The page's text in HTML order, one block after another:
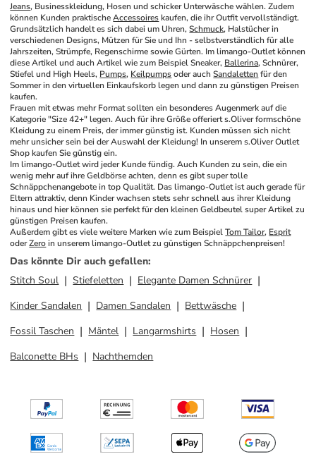
Jeans, Businesskleidung, Hosen und schicker Unterwäsche wählen. Zudem
können Kunden praktische Accessoires kaufen, die ihr Outfit vervollständigt.
Grundsätzlich handelt es sich dabei um Uhren, Schmuck, Halstücher in
verschiedenen Designs, Mützen für Sie und Ihn - selbstverständlich für alle
Jahrszeiten, Strümpfe, Regenschirme sowie Gürten. Im limango-Outlet können
diese Artikel und auch Artikel wie zum Beispiel Sneaker, Ballerina, Schnürer,
Stiefel und High Heels, Pumps, Keilpumps oder auch Sandaletten für den
Sommer in den virtuellen Einkaufskorb legen und dann zu günstigen Preisen
kaufen.
Frauen mit etwas mehr Format sollten ein besonderes Augenmerk auf die
Kategorie "Size 42+" legen. Auch für ihre Größe offeriert s.Oliver formschöne
Kleidung zu einem Preis, der immer günstig ist. Kunden müssen sich nicht
mehr unsicher sein bei der Auswahl der Kleidung! In unserem s.Oliver Outlet
Shop kaufen Sie günstig ein.
Im limango-Outlet wird jeder Kunde fündig. Auch Kunden zu sein, die ein
wenig mehr auf ihre Geldbörse achten, denn es gibt super tolle
Schnäppchenangebote in top Qualität. Das limango-Outlet ist auch gerade für
Eltern attraktiv, denn Kinder wachsen stets sehr schnell aus ihrer Kleidung
hinaus und hier können sie perfekt für den kleinen Geldbeutel super Artikel zu
günstigen Preisen kaufen.
Außerdem gibt es viele weitere Marken wie zum Beispiel Tom Tailor, Esprit
oder Zero in unserem limango-Outlet zu günstigen Schnäppchenpreisen!
Das könnte Dir auch gefallen:
Stitch Soul
Stiefeletten
Elegante Damen Schnürer
Kinder Sandalen
Damen Sandalen
Bettwäsche
Fossil Taschen
Mäntel Langarmshirts
Hosen
Balconette BHs
Nachthemden